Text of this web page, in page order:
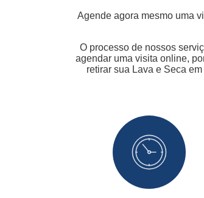
Agende agora mesmo uma
O processo de nossos
agendar uma visita online,
retirar sua Lava e Seca